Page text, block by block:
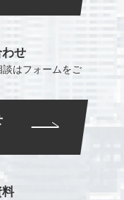
せ
談はフォームをご